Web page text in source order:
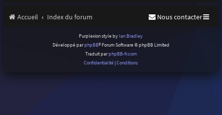
Accueil Index du forum Nous contacter
Purplexion style by Ian Bradley
Développé parphpBB® Forum Software © phpBB Limited
Traduit parphpBB-fr.com
Confidentialité |Conditions